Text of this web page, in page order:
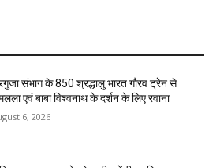
संभाग के 850 श्रद्धालु भारत गौरव ट्रेन से
एवं बाबा विश्वनाथ के दर्शन के लिए रवाना
6, 2026